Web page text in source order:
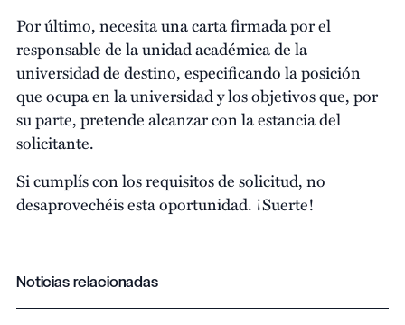
Por último, necesita una carta firmada por el
responsable de la unidad académica de la
universidad de destino, especificando la posición
que ocupa en la universidad y los objetivos que, por
su parte, pretende alcanzar con la estancia del
solicitante.
Si cumplís con los requisitos de solicitud, no
desaprovechéis esta oportunidad. ¡Suerte!
Noticias relacionadas